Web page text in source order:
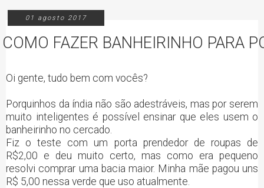
01 agosto 2017
COMO FAZER BANHEIRINHO PARA
Oi gente, tudo bem com vocês?
Porquinhos da índia não são adestráveis, mas por serem
muito inteligentes é possível ensinar que eles usem o
banheirinho no cercado.
Fiz o teste com um porta prendedor de roupas de
R$2,00 e deu muito certo, mas como era pequeno
resolvi comprar uma bacia maior. Minha mãe pagou uns
R$ 5,00 nessa verde que uso atualmente.